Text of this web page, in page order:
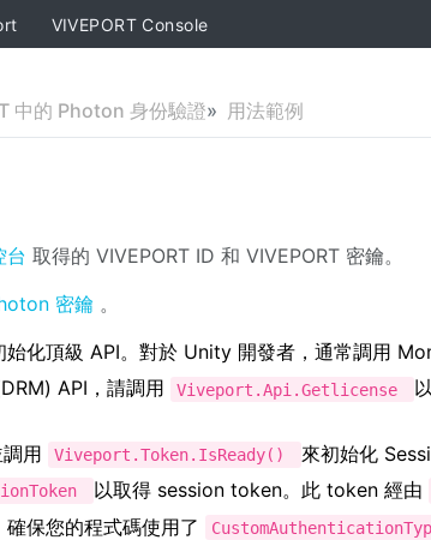
VIVEPORT Console
中的 Photon 身份驗證 用法範例
台 取得的 VIVEPORT ID 和 VIVEPORT 密鑰。
密鑰 。
始化頂級 API。對於 Unity 開發者，通常調用
API，請調用
Viveport.Api.Getlicense
用
Viveport.Token.IsReady()
來初始化
以取得 session token。此 token 經由
保您的程式碼使用了